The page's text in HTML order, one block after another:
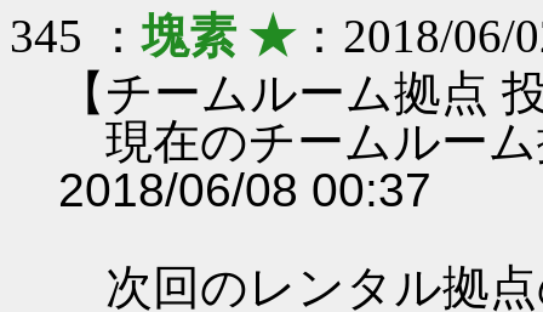
345 ：塊素 ★：2018/06/
【チームルーム拠点
現在のチームルー
2018/06/08 00:37
次回のレンタル拠